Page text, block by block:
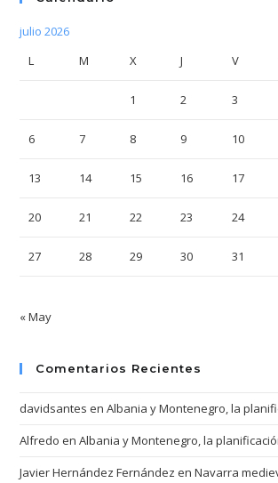
julio 2026
L
M X J V
1 2 3
6 7 8 9 10
13 14 15 16 17
20 21 22 23 24
27 28 29 30 31
« May
Comentarios Recientes
davidsantes enAlbania y Montenegro, la
Alfredo enAlbania y Montenegro, la
Javier Hernández Fernández enNavarra